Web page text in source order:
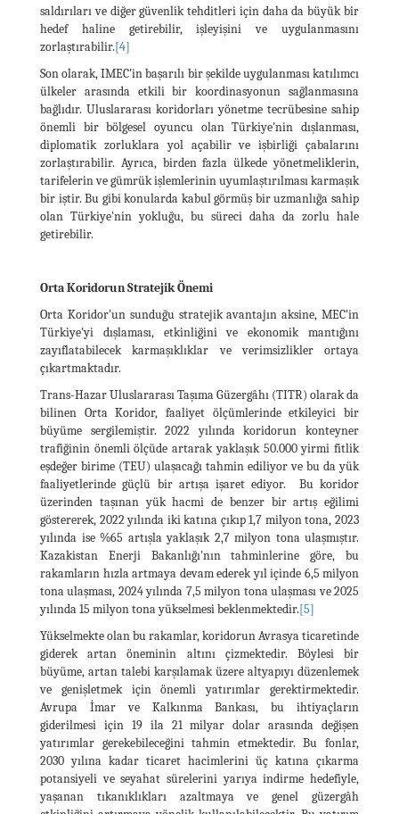
saldırıları ve diğer güvenlik tehditleri için daha da büyük bir
hedef haline getirebilir, işleyişini ve uygulanmasını
zorlaştırabilir.[4]
Son olarak, IMEC'in başarılı bir şekilde uygulanması katılımcı
ülkeler arasında etkili bir koordinasyonun sağlanmasına
bağlıdır. Uluslararası koridorları yönetme tecrübesine sahip
önemli bir bölgesel oyuncu olan Türkiye'nin dışlanması,
diplomatik zorluklara yol açabilir ve işbirliği çabalarını
zorlaştırabilir. Ayrıca, birden fazla ülkede yönetmeliklerin,
tarifelerin ve gümrük işlemlerinin uyumlaştırılması karmaşık
bir iştir. Bu gibi konularda kabul görmüş bir uzmanlığa sahip
olan Türkiye'nin yokluğu, bu süreci daha da zorlu hale
getirebilir.
Orta Koridorun Stratejik Önemi
Orta Koridor'un sunduğu stratejik avantajın aksine, MEC'in
Türkiye'yi dışlaması, etkinliğini ve ekonomik mantığını
zayıflatabilecek karmaşıklıklar ve verimsizlikler ortaya
çıkartmaktadır.
Trans-Hazar Uluslararası Taşıma Güzergâhı (TITR) olarak da
bilinen Orta Koridor, faaliyet ölçümlerinde etkileyici bir
büyüme sergilemiştir. 2022 yılında koridorun konteyner
trafiğinin önemli ölçüde artarak yaklaşık 50.000 yirmi fitlik
eşdeğer birime (TEU) ulaşacağı tahmin ediliyor ve bu da yük
faaliyetlerinde güçlü bir artışa işaret ediyor. Bu koridor
üzerinden taşınan yük hacmi de benzer bir artış eğilimi
göstererek, 2022 yılında iki katına çıkıp 1,7 milyon tona, 2023
yılında ise %65 artışla yaklaşık 2,7 milyon tona ulaşmıştır.
Kazakistan Enerji Bakanlığı'nın tahminlerine göre, bu
rakamların hızla artmaya devam ederek yıl içinde 6,5 milyon
tona ulaşması, 2024 yılında 7,5 milyon tona ulaşması ve 2025
yılında 15 milyon tona yükselmesi beklenmektedir.[5]
Yükselmekte olan bu rakamlar, koridorun Avrasya ticaretinde
giderek artan öneminin altını çizmektedir. Böylesi bir
büyüme, artan talebi karşılamak üzere altyapıyı düzenlemek
ve genişletmek için önemli yatırımlar gerektirmektedir.
Avrupa İmar ve Kalkınma Bankası, bu ihtiyaçların
giderilmesi için 19 ila 21 milyar dolar arasında değişen
yatırımlar gerekebileceğini tahmin etmektedir. Bu fonlar,
2030 yılına kadar ticaret hacimlerini üç katına çıkarma
potansiyeli ve seyahat sürelerini yarıya indirme hedefiyle,
yaşanan tıkanıklıkları azaltmaya ve genel güzergâh